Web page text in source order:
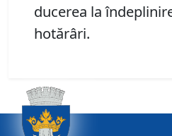
ducerea la
hotărâri.